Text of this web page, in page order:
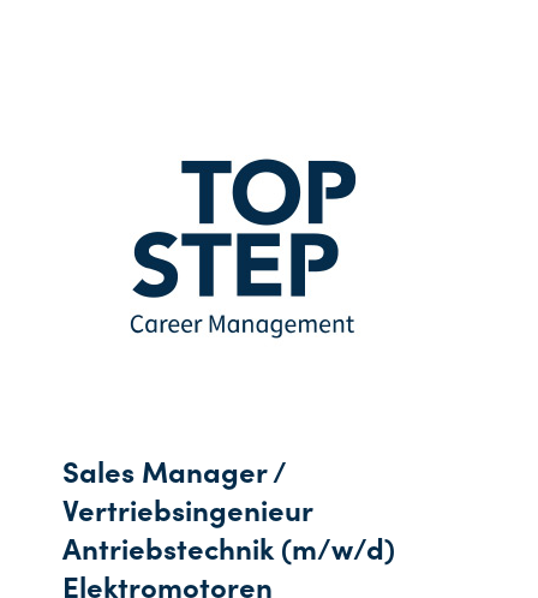
Sales Manager /
Vertriebsingenieur
Antriebstechnik (m/w/d)
Elektromotoren